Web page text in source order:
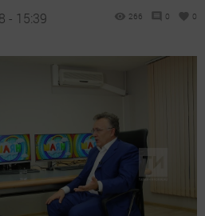
- 15:39 266 0 0